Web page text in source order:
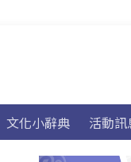
文化小辭典 活動訊